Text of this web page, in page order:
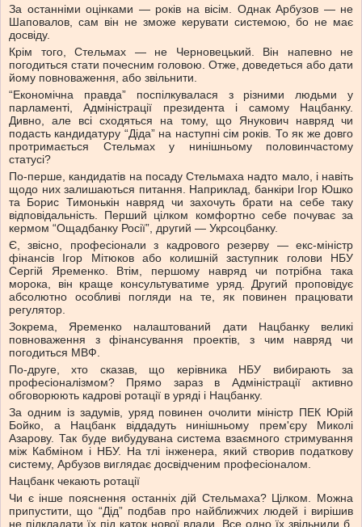
За останніми оцінками — років на вісім. Однак Арбузов — не
Шаповалов, сам він не зможе керувати системою, бо не має
досвіду.
Крім того, Стельмах — не Черновецький. Він напевно не
погодиться стати почесним головою. Отже, доведеться або дати
йому повноваження, або звільнити.
“Економічна правда” поспілкувалася з різними людьми у
парламенті, Адміністрації президента і самому Нацбанку.
Дивно, але всі сходяться на тому, що Янукович навряд чи
подасть кандидатуру “Діда” на наступні сім років. То як же довго
протримається Стельмах у нинішньому половинчастому
статусі?
По-перше, кандидатів на посаду Стельмаха надто мало, і навіть
щодо них залишаються питання. Наприклад, банкіри Ігор Юшко
та Борис Тимонькін навряд чи захочуть брати на себе таку
відповідальність. Перший цілком комфортно себе почуває за
кермом “Ощадбанку Росії”, другий — Укрсоцбанку.
Є, звісно, професіонали з кадрового резерву — екс-міністр
фінансів Ігор Мітюков або колишній заступник голови НБУ
Сергій Яременко. Втім, першому навряд чи потрібна така
морока, він краще консультуватиме уряд. Другий проповідує
абсолютно особливі погляди на те, як повинен працювати
регулятор.
Зокрема, Яременко налаштований дати Нацбанку великі
повноваження з фінансування проектів, з чим навряд чи
погодиться МВФ.
По-друге, хто сказав, що керівника НБУ вибирають за
професіоналізмом? Прямо зараз в Адміністрації активно
обговорюють кадрові ротації в уряді і Нацбанку.
За одним із задумів, уряд повинен очолити міністр ПЕК Юрій
Бойко, а Нацбанк віддадуть нинішньому прем'єру Миколі
Азарову. Так буде вибудувана система взаємного стримування
між Кабміном і НБУ. На тлі інженера, який створив податкову
систему, Арбузов виглядає досвідченим професіоналом.
Нацбанк чекають ротації
Чи є інше пояснення останніх дій Стельмаха? Цілком. Можна
припустити, що “Дід” подбав про найближчих людей і вирішив
не підкладати їх під каток нової влади. Все одно їх звільнили б,